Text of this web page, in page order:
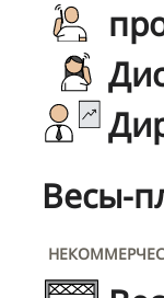
Весы-